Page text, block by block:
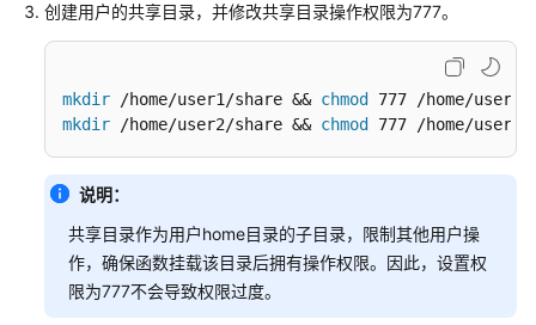
APIG
定
义
认
证
能
力
使
用
创建用户的共享目录，并修改共享目录操作权限为777。
mkdir /home/user1/share && chmod
mkdir /home/user2/share && chmod 777 /home/user2/
说明：
共享目录作为用户home目录的子目录，限制其他用户操
作，确保函数挂载该目录后拥有操作权限。因此，设置权
限为777不会导致权限过度。